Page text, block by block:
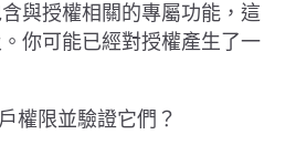
與授權相關的專屬功能，這
你可能已經對授權產生了一
權限並驗證它們？